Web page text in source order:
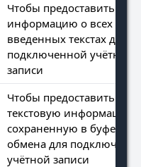
Чтобы предоставить
информацию о всех
введенных текстах для
подключенной учётной
записи
Чтобы предоставить
текстовую информацию,
сохраненную в буфере
обмена для
учётной записи